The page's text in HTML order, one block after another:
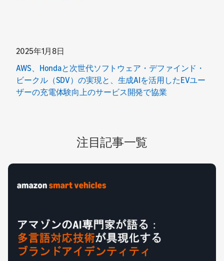
2025年1月8日
AWS、Hondaと次世代ソフトウェア・デファインド・
ビークル（SDV）の実現と、生成AIを活用したEVユー
ザーの充電体験向上のサービス開発で協業
注目記事一覧